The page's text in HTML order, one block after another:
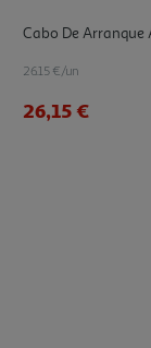
Cabo De Arranque
26.15 €/un
26,15 €